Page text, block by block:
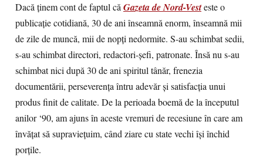
Dacă ținem cont de faptul căGazeta de Nord-Vesteste o
publicaţie cotidiană, 30 de ani înseamnă enorm, înseamnă mii
de zile de muncă, mii de nopți nedormite. S-au schimbat sedii,
s-au schimbat directori, redactori-şefi, patronate. Însă nu s-au
schimbat nici după 30 de ani spiritul tânăr, frenezia
documentării, perseverenţa întru adevăr şi satisfacţia unui
produs finit de calitate. De la perioada boemă de la începutul
anilor ‘90, am ajuns în aceste vremuri de recesiune în care am
învăţat să supravieţuim, când ziare cu state vechi îşi închid
porţile.